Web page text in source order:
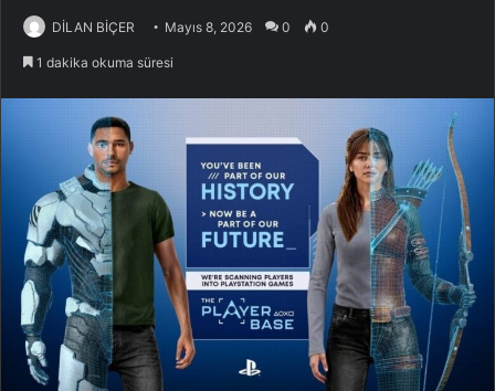
DİLAN BİÇER Mayıs 8, 2026 0 0
1 dakika okuma süresi